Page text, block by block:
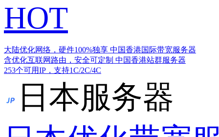
HOT
大陆优化网络，硬件100%独享 中国香港国际带宽服务器
含优化互联网路由，安全可定制 中国香港站群服务器
253个可用IP，支持1C/2C/4C
日本服务器